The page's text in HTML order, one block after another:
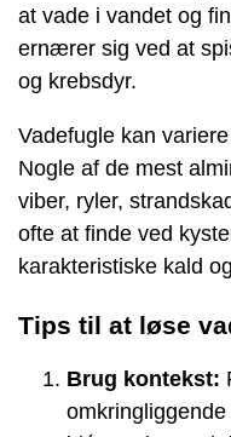
at vade i vandet og
ernærer sig ved at
og krebsdyr.
Vadefugle kan
Nogle af de mest
viber, ryler,
ofte at finde ved
karakteristiske kald
Tips til at løse
Brug kontekst: